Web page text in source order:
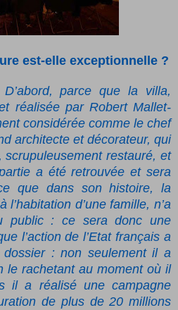
est-elle exceptionnelle ?
parce que la villa,
réalisée par Robert Mallet-
considérée comme le chef
architecte et décorateur, qui
scrupuleusement restauré, et
a été retrouvée et sera
que dans son histoire, la
d’une famille, n’a
public : ce sera donc une
l’action de l’Etat français a
: non seulement il a
le rachetant au moment où il
il a réalisé une campagne
de plus de 20 millions